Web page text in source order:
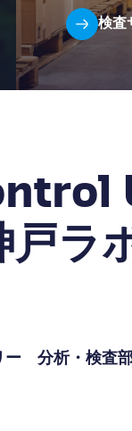
検査
ボ
ー 分析・検査